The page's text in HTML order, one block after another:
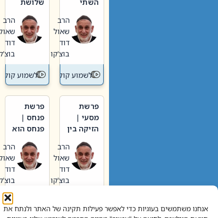
אנחנו משתמשים בעוגיות כדי לאפשר פעילות תקינה של האתר ולנתח את
וערב של
חיינו
הרב
שאול
דוד
בוצ'קו
לשמוע קול תורה – מדרש
האבות
הרב
שאול
דוד
בוצ'קו
לשמוע קול
פרשת
מסעי |
הזיקה בין
הגדול לעם הרב
שאול
דוד
בוצ'קו
לשמוע קול תורה – מדרש
פרשת
פנחס |
פנחס הוא
אליהו: בין
קנאות
הורסת
לקנאות
בונה
הרב
שאול
דוד
בוצ'קו
לשמוע קול